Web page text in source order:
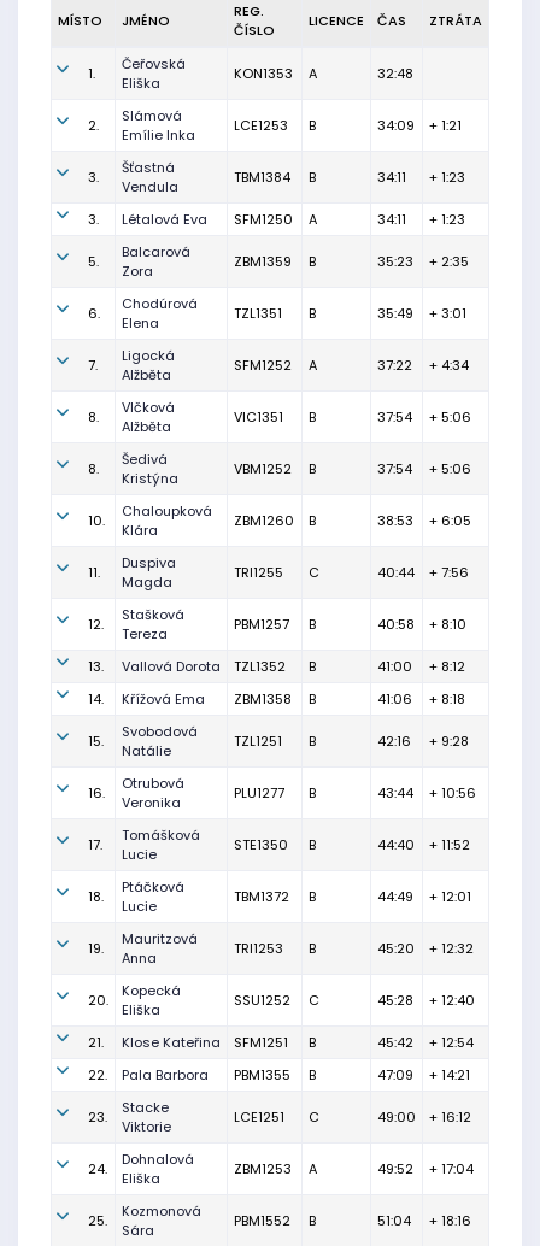
MÍSTO JMÉNO
REG.
ČÍSLO
LICENCE ČAS ZTRÁTA
1.
Čeřovská
Eliška
KON1353 A 32:48
2.
Slámová
Emílie Inka
LCE1253 B 34:09 + 1:21
3.
Šťastná
Vendula
TBM1384 B 34:11 + 1:23
3. Létalová Eva SFM1250 A 34:11 + 1:23
5.
Balcarová
Zora
ZBM1359 B 35:23 + 2:35
6.
Chodúrová
Elena
TZL1351 B 35:49 + 3:01
7.
Ligocká
Alžběta
SFM1252 A 37:22 + 4:34
8.
Vlčková
Alžběta
VIC1351 B 37:54 + 5:06
8.
Šedivá
Kristýna
VBM1252 B 37:54 + 5:06
10.
Chaloupková
Klára
ZBM1260 B 38:53 + 6:05
11.
Duspiva
Magda
TRI1255 C 40:44 + 7:56
12.
Stašková
Tereza
PBM1257 B 40:58 + 8:10
13. Vallová Dorota TZL1352 B 41:00
+ 8:12
14.
Křížová Ema ZBM1358 B 41:06 + 8:18
15.
Svobodová
Natálie
TZL1251 B 42:16 + 9:28
16.
Otrubová
Veronika
PLU1277 B 43:44 + 10:56
17.
Tomášková
Lucie
STE1350 B 44:40 + 11:52
18.
Ptáčková
Lucie
TBM1372 B 44:49 + 12:01
19.
Mauritzová
Anna
TRI1253 B 45:20 + 12:32
20.
Kopecká
Eliška
SSU1252 C 45:28 + 12:40
21. Klose Kateřina SFM1251 B 45:42
+ 12:54
22.
Pala Barbora PBM1355 B 47:09 + 14:21
23.
Stacke
Viktorie
LCE1251 C 49:00 + 16:12
24.
Dohnalová
Eliška
ZBM1253 A 49:52 + 17:04
25.
Kozmonová
Sára
PBM1552 B 51:04 + 18:16